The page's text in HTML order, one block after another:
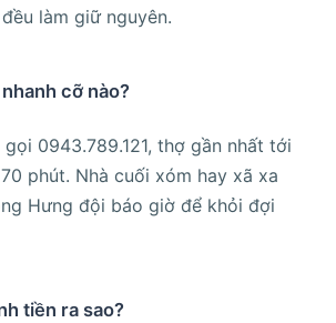
làm giữ nguyên.
cỡ nào?
gọi 0943.789.121, thợ gần nhất tới
phút. Nhà cuối xóm hay xã xa
Hưng đội báo giờ để khỏi đợi
tiền ra sao?